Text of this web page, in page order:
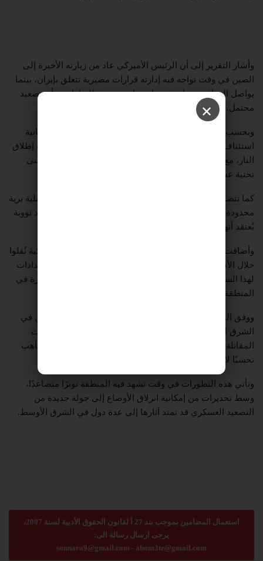
وأشار التقرير إلى أن الرئيس الأميركي عاد من زيارته الأخيرة إلى
الصين في وقت تواجه فيه إدارته قرارات مصيرية تتعلق بإيران، بينما
يواصل البنتاغون دراسة سيناريوهات متعددة للتعامل مع أي تصعيد
محتمل.
وبحسب المصادر ذاتها، فإن وزارة الدفاع الأميركية تدرس إمكانية
استئناف العمليات العسكرية التي توقفت مع بدء سريان وقف إطلاق
النار، مع بحث خيارات تشمل تنفيذ ضربات أوسع ضد مواقع وبنى
تحتية عسكرية داخل إيران.
كما تتضمن الخطط المطروحة، وفق التقرير، احتمال تنفيذ عملية برية
محدودة بواسطة قوات أميركية خاصة بهدف الوصول إلى مواد نووية
يُعتقد أنها موجودة داخل منشأة أصفهان الإيرانية.
وأضافت الصحيفة أن مئات من عناصر القوات الخاصة الأميركية نُقلوا
خلال الأشهر الأخيرة إلى منطقة الشرق الأوسط ضمن الاستعدادات
لهذا السيناريو، بالتزامن مع استمرار انتشار قوات أميركية كبيرة في
المنطقة.
ووفق التقرير، لا يزال أكثر من 50 ألف جندي أميركي منتشرين في
الشرق الأوسط، إلى جانب حاملتي طائرات وعشرات الطائرات
المقاتلة ومدمرات تابعة للبحرية الأميركية، وجميعها في حالة تأهب
تحسبًا لاحتمال استئناف المواجهة العسكرية مع إيران.
وتأتي هذه التطورات في وقت تشهد فيه المنطقة توترًا متصاعدًا،
وسط تحذيرات من إمكانية انزلاق الأوضاع إلى جولة جديدة من
التصعيد العسكري قد تمتد آثارها إلى عدة دول في الشرق الأوسط.
استعمال المضامين بموجب بند 27 أ لقانون الحقوق الأدبية لسنة 2007،
يرجى ارسال رسالة الى:
sonnara9@gmail.com - abom3te@gmail.com
✕